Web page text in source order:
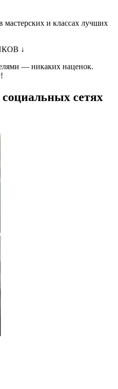
и классах лучших
↓
— никаких наценок.
сетях